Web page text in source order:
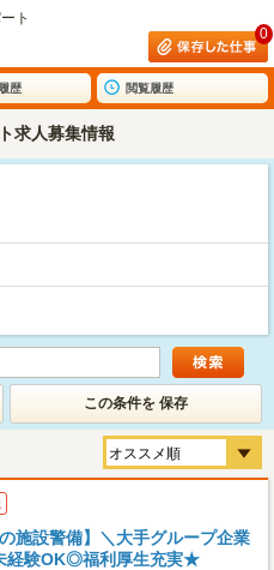
ト
0
歴 閲覧履歴
求人募集情報
この条件を 保存
施設警備】＼大手グループ企業
経験OK◎福利厚生充実★